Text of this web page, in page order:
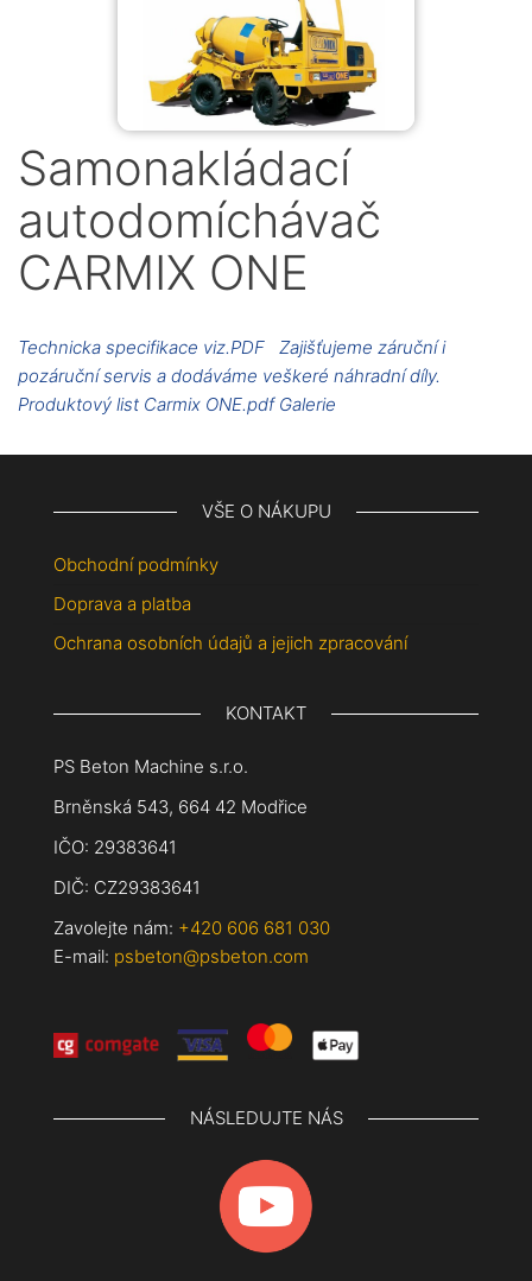
Samonakládací
autodomíchávač
CARMIX ONE
Technicka specifikace viz.PDF Zajišťujeme záruční i
pozáruční servis a dodáváme veškeré náhradní díly.
Produktový list Carmix ONE.pdf Galerie
VŠE O NÁKUPU
Obchodní podmínky
Doprava a platba
Ochrana osobních údajů a jejich zpracování
KONTAKT
PS Beton Machine s.r.o.
Brněnská 543, 664 42 Modřice
IČO: 29383641
DIČ: CZ29383641
Zavolejte nám: +420 606 681 030
E-mail: psbeton@psbeton.com
NÁSLEDUJTE NÁS